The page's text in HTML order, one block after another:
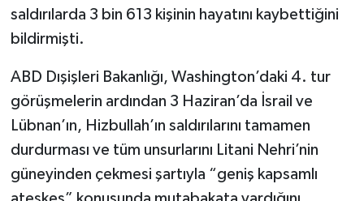
saldırılarda 3 bin 613 kişinin hayatını kaybettiğini
bildirmişti.
ABD Dışişleri Bakanlığı, Washington’daki 4. tur
görüşmelerin ardından 3 Haziran’da İsrail ve
Lübnan’ın, Hizbullah’ın saldırılarını tamamen
durdurması ve tüm unsurlarını Litani Nehri’nin
güneyinden çekmesi şartıyla “geniş kapsamlı